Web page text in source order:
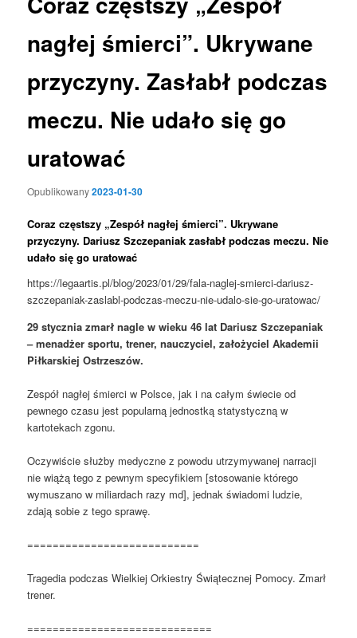
nagłej śmierci”. Ukrywane
przyczyny. Zasłabł podczas
meczu. Nie udało się go
uratować
Opublikowany2023-01-30
Coraz częstszy „Zespół nagłej śmierci”. Ukrywane
przyczyny. Dariusz Szczepaniak zasłabł podczas meczu. Nie
udało się go uratować
https://legaartis.pl/blog/2023/01/29/fala-naglej-smierci-dariusz-
szczepaniak-zaslabl-podczas-meczu-nie-udalo-sie-go-uratowac/
29 stycznia zmarł nagle w wieku 46 lat Dariusz Szczepaniak
– menadżer sportu, trener, nauczyciel, założyciel Akademii
Piłkarskiej Ostrzeszów.
Zespół nagłej śmierci w Polsce, jak i na całym świecie od
pewnego czasu jest popularną jednostką statystyczną w
kartotekach zgonu.
Oczywiście służby medyczne z powodu utrzymywanej narracji
nie wiążą tego z pewnym specyfikiem [stosowanie którego
wymuszano w miliardach razy md], jednak świadomi ludzie,
zdają sobie z tego sprawę.
===========================
Tragedia podczas Wielkiej Orkiestry Świątecznej Pomocy. Zmarł
trener.
=============================